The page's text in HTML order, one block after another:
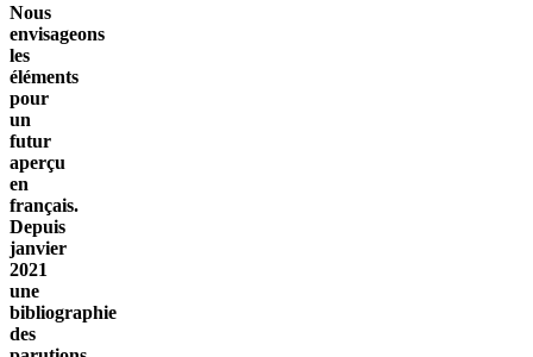
Nous
envisageons
les
éléments
pour
un
futur
aperçu
en
français.
Depuis
janvier
2021
une
bibliographie
des